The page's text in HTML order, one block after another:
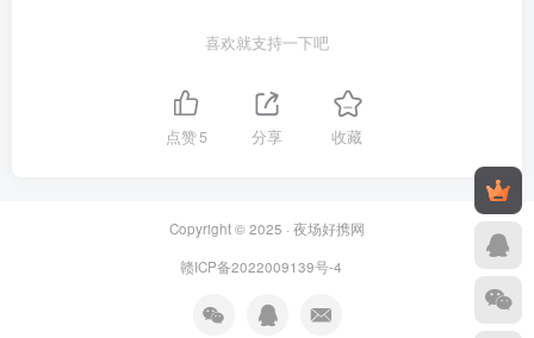
喜欢就支持一下吧
点赞5 分享 收藏
Copyright © 2025 · 夜场好携网
赣ICP备2022009139号-4